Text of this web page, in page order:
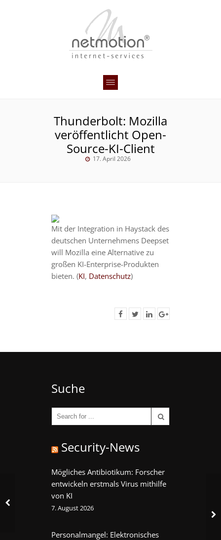
Thunderbolt: Mozilla
veröffentlicht Open-
Source-KI-Client
17. April 2026
Mit der Integration in Haystack des
deutschen Unternehmens Deepset
will Mozilla eine Alternative zu
großen KI-Enterprise-Produkten
bieten. (KI, Datenschutz)
Suche
Security-News
Mögliches Antibiotikum: Forscher
entwickeln erstmals Virus mithilfe
von KI
7. August 2026
Personalmangel: Elektronisches